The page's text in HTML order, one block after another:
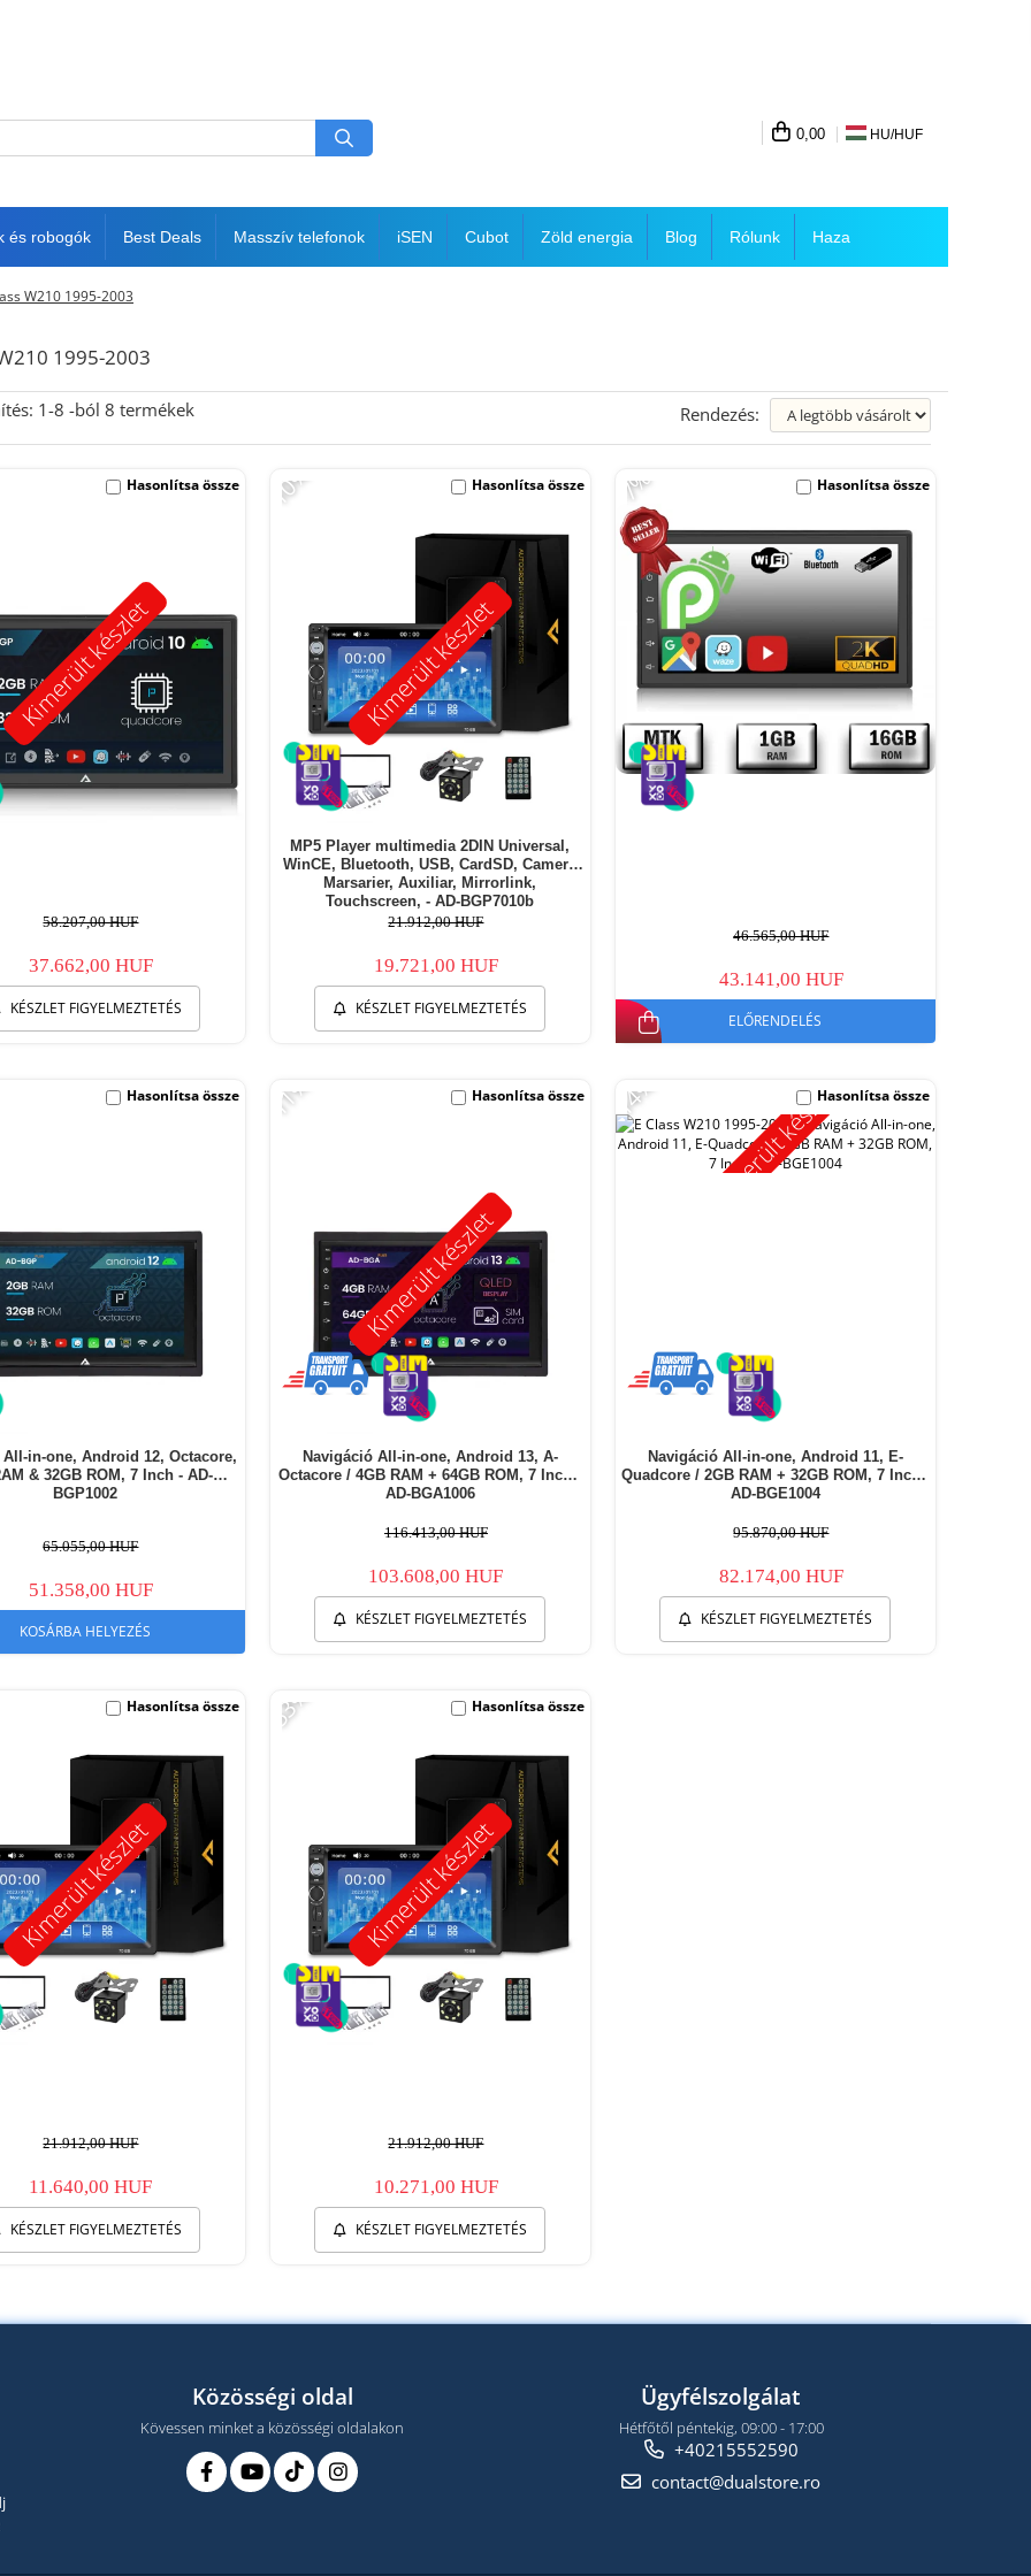
0,00 HU/HUF
és robogók Best Deals Masszív telefonok iSEN Cubot Zöld energia Blog Rólunk Haza
W210 1995-2003
1995-2003
1-8 -ból 8 termékek Rendezés:
Kimerült készlet
58.207,00 HUF
37.662,00 HUF
KÉSZLET FIGYELMEZTETÉS
Hasonlítsa össze
Kimerült készlet
-10%
MP5 Player multimedia 2DIN Universal,
WinCE, Bluetooth, USB, CardSD, Camera
Marsarier, Auxiliar, Mirrorlink,
Touchscreen, - AD-BGP7010b
21.912,00 HUF
19.721,00 HUF
KÉSZLET FIGYELMEZTETÉS
Hasonlítsa össze -7%
46.565,00 HUF
43.141,00 HUF
ELŐRENDELÉS
Hasonlítsa össze
All-in-one, Android 12, Octacore,
& 32GB ROM, 7 Inch - AD-
BGP1002
65.055,00 HUF
51.358,00 HUF
KOSÁRBA HELYEZÉS
Hasonlítsa össze
Kimerült készlet
-11%
Navigáció All-in-one, Android 13, A-
Octacore / 4GB RAM + 64GB ROM, 7 Inch -
AD-BGA1006
116.413,00 HUF
103.608,00 HUF
KÉSZLET FIGYELMEZTETÉS
Hasonlítsa össze Kimerült készlet
-14%
Navigáció All-in-one, Android 11, E-
Quadcore / 2GB RAM + 32GB ROM, 7 Inch -
AD-BGE1004
95.870,00 HUF
82.174,00 HUF
KÉSZLET FIGYELMEZTETÉS
Hasonlítsa össze
Kimerült készlet
21.912,00 HUF
11.640,00 HUF
KÉSZLET FIGYELMEZTETÉS
Hasonlítsa össze
Kimerült készlet
-53%
21.912,00 HUF
10.271,00 HUF
KÉSZLET FIGYELMEZTETÉS
Hasonlítsa össze
Közösségi oldal
Kövessen minket a közösségi oldalakon
Ügyfélszolgálat
Hétfőtől péntekig, 09:00 - 17:00
+40215552590
contact@dualstore.ro